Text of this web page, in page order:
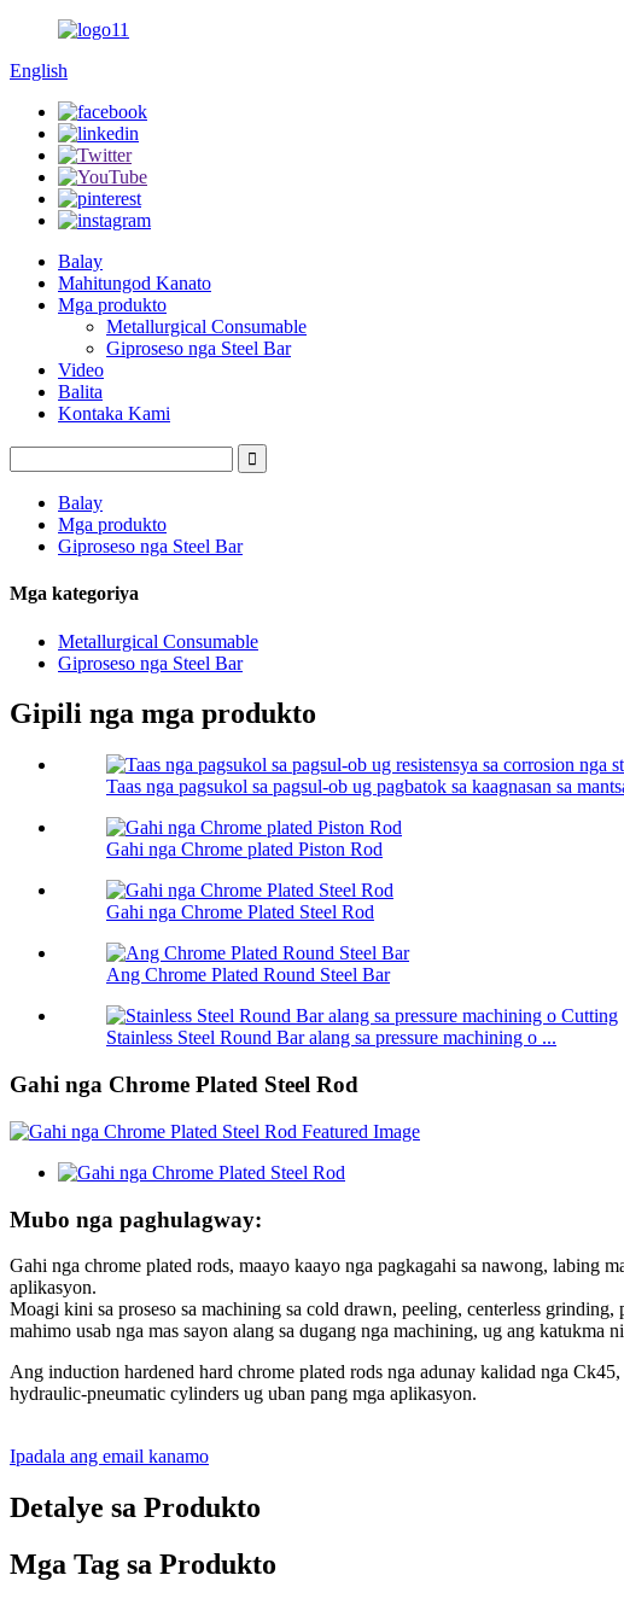
English
Balay
Mahitungod Kanato
Mga produkto
Metallurgical Consumable
Giproseso nga Steel Bar
Video
Balita
Kontaka Kami
Balay
Mga produkto
Giproseso nga Steel Bar
Mga kategoriya
Metallurgical Consumable
Giproseso nga Steel Bar
Gipili nga mga produkto
Taas nga pagsukol sa pagsul-ob ug pagbatok sa kaagnasan sa
Gahi nga Chrome plated Piston Rod
Gahi nga Chrome Plated Steel Rod
Ang Chrome Plated Round Steel Bar
Stainless Steel Round Bar alang sa pressure machining o ...
Gahi nga Chrome Plated Steel Rod
Mubo nga paghulagway:
Gahi nga chrome plated rods, maayo kaayo nga pagkagahi sa nawong, labing
aplikasyon.
Moagi kini sa proseso sa machining sa cold drawn, peeling, centerless
mahimo usab nga mas sayon ​​alang sa dugang nga machining, ug ang katukma
Ang induction hardened hard chrome plated rods nga adunay kalidad nga
hydraulic-pneumatic cylinders ug uban pang mga aplikasyon.
Ipadala ang email kanamo
Detalye sa Produkto
Mga Tag sa Produkto